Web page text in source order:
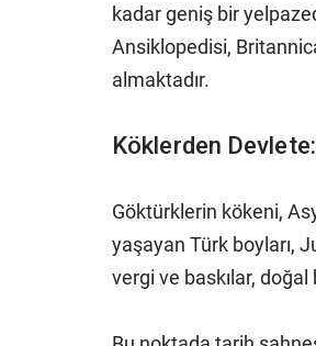
kadar geniş bir
Ansiklopedisi,
almaktadır.
Köklerden
Göktürklerin kökeni,
yaşayan Türk boyları,
vergi ve baskılar, doğal